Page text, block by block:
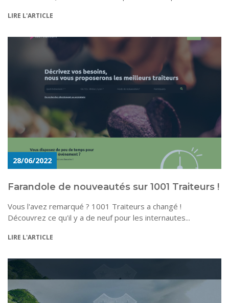
LIRE L'ARTICLE
28/06/2022
Farandole de nouveautés sur 1001 Traiteurs !
Vous l'avez remarqué ? 1001 Traiteurs a changé !
Découvrez ce qu'il y a de neuf pour les internautes...
LIRE L'ARTICLE